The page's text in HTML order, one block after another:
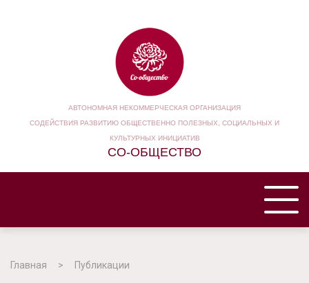
АВТОНОМНАЯ НЕКОММЕРЧЕСКАЯ ОРГАНИЗАЦИЯ
СОДЕЙСТВИЯ РАЗВИТИЮ ОБЩЕСТВЕННО ПОЛЕЗНЫХ, СОЦИАЛЬНЫХ И
КУЛЬТУРНЫХ ИНИЦИАТИВ
СО-ОБЩЕСТВО
Главная Публикации